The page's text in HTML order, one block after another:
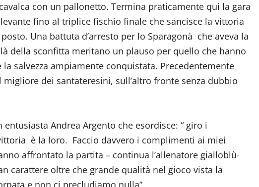
con un pallonetto. Termina praticamente qui la gara
fino al triplice fischio finale che sancisce la vittoria
Una battuta d’arresto per lo Sparagonà che aveva la
della sconfitta meritano un plauso per quello che hanno
salvezza ampiamente conquistata. Precedentemente
dei santateresini, sull’altro fronte senza dubbio
Andrea Argento che esordisce: “ giro i
è la loro. Faccio davvero i complimenti ai miei
affrontato la partita – continua l’allenatore gialloblù-
carattere oltre che grande qualità nel gioco vista la
e non ci precludiamo nulla”